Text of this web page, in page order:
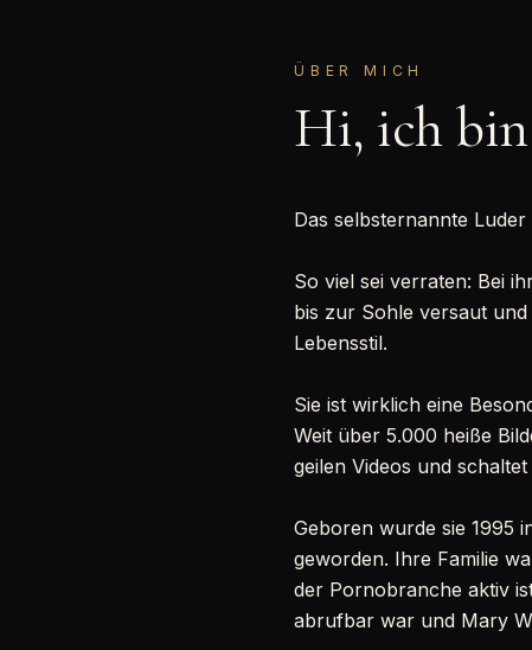
ÜBER MICH
Hi, ich
Das selbsternannte
So viel sei verraten: Bei
bis zur Sohle versaut
Lebensstil.
Sie ist wirklich eine
Weit über 5.000 heiße
geilen Videos und
Geboren wurde sie 1995
geworden. Ihre Familie
der Pornobranche aktiv
abrufbar war und Mary